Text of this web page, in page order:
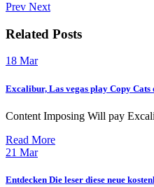
Prev Next
Related Posts
18 Mar
Excalibur, Las vegas play Copy Cats
Content Imposing Will pay
Read More
21 Mar
Entdecken Die leser diese neue